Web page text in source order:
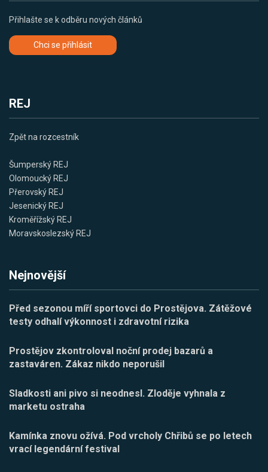
Přihlašte se k odběru nových článků
Chci se přihlásit
REJ
Zpět na rozcestník
Šumperský REJ
Olomoucký REJ
Přerovský REJ
Jesenický REJ
Kroměřížský REJ
Moravskoslezský REJ
Nejnovější
Před sezonou míří sportovci do Prostějova. Zátěžové
testy odhalí výkonnost i zdravotní rizika
Prostějov zkontroloval noční prodej bazarů a
zastaváren. Zákaz nikdo neporušil
Sladkosti ani pivo si neodnesl. Zloděje vyhnala z
marketu ostraha
Kamínka znovu ožívá. Pod vrcholy Chřibů se po letech
vrací legendární festival